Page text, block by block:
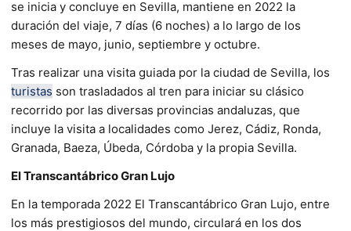
se inicia y concluye en Sevilla, mantiene en 2022 la
duración del viaje, 7 días (6 noches) a lo largo de los
meses de mayo, junio, septiembre y octubre.
Tras realizar una visita guiada por la ciudad de Sevilla, los
turistas son trasladados al tren para iniciar su clásico
recorrido por las diversas provincias andaluzas, que
incluye la visita a localidades como Jerez, Cádiz, Ronda,
Granada, Baeza, Úbeda, Córdoba y la propia Sevilla.
El Transcantábrico Gran Lujo
En la temporada 2022 El Transcantábrico Gran Lujo, entre
los más prestigiosos del mundo, circulará en los dos